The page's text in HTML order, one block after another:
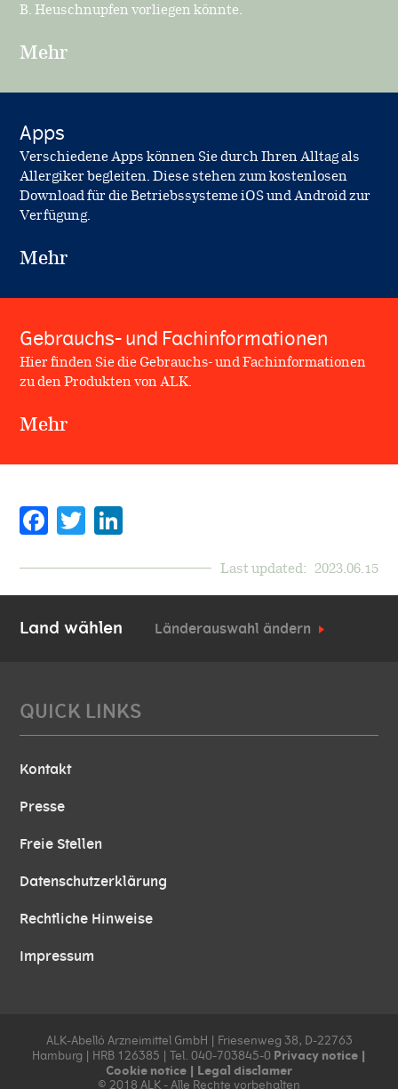
B. Heuschnupfen vorliegen könnte.
Mehr
Apps
Verschiedene Apps können Sie durch Ihren Alltag als
Allergiker begleiten. Diese stehen zum kostenlosen
Download für die Betriebssysteme iOS und Android zur
Verfügung.
Mehr
Gebrauchs- und Fachinformationen
Hier finden Sie die Gebrauchs- und Fachinformationen
zu den Produkten von ALK.
Mehr
Facebook
Twitter
Last updated: 2023.06.15
Land wählen Länderauswahl ändern
QUICK LINKS
Kontakt
Presse
Freie Stellen
Datenschutzerklärung
Rechtliche Hinweise
Impressum
ALK-Abelló Arzneimittel GmbH | Friesenweg 38, D-22763
Hamburg | HRB 126385 | Tel. 040-703845-0 Privacy notice |
Cookie notice | Legal disclamer
© 2018 ALK - Alle Rechte vorbehalten